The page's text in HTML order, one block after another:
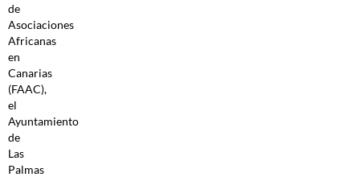
de
Asociaciones
Africanas
en
Canarias
(FAAC),
el
Ayuntamiento
de
Las
Palmas